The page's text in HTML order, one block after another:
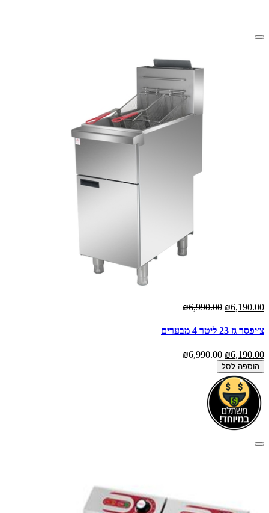
₪6,190.00
₪6,990.00
צ׳יפסר גז 23 ליטר 4 מבערים
₪6,190.00
₪6,990.00
הוספה לסל